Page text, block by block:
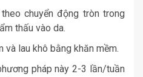
chuyển động tròn trong
thấu vào da.
và lau khô bằng khăn mềm.
pháp này 2-3 lần/tuần